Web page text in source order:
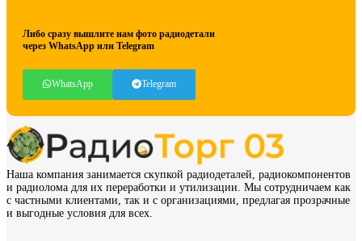
Либо сразу вышлите нам фото радиодетали
через WhatsApp или Telegram
WhatsApp Telegram
Наша компания занимается скупкой радиодеталей, радиокомпонентов
и радиолома для их переработки и утилизации. Мы сотрудничаем как
с частными клиентами, так и с организациями, предлагая прозрачные
и выгодные условия для всех.